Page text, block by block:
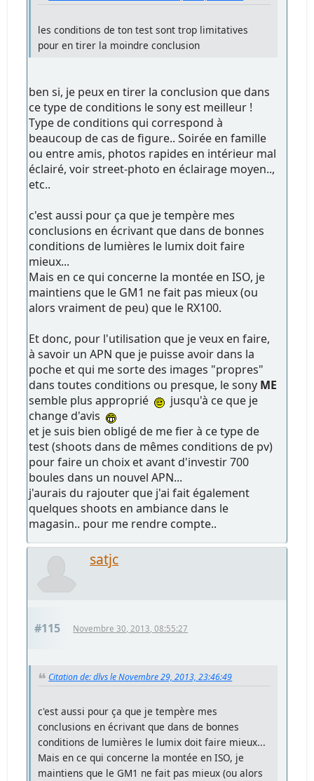
les conditions de ton test sont trop limitatives
pour en tirer la moindre conclusion
ben si, je peux en tirer la conclusion que dans
ce type de conditions le sony est meilleur !
Type de conditions qui correspond à
beaucoup de cas de figure.. Soirée en famille
ou entre amis, photos rapides en intérieur mal
éclairé, voir street-photo en éclairage moyen..,
etc..
c'est aussi pour ça que je tempère mes
conclusions en écrivant que dans de bonnes
conditions de lumières le lumix doit faire
mieux...
Mais en ce qui concerne la montée en ISO, je
maintiens que le GM1 ne fait pas mieux (ou
alors vraiment de peu) que le RX100.
Et donc, pour l'utilisation que je veux en faire,
à savoir un APN que je puisse avoir dans la
poche et qui me sorte des images "propres"
dans toutes conditions ou presque, le sony ME
semble plus approprié
jusqu'à ce que je
change d'avis
et je suis bien obligé de me fier à ce type de
test (shoots dans de mêmes conditions de pv)
pour faire un choix et avant d'investir 700
boules dans un nouvel APN...
j'aurais du rajouter que j'ai fait également
quelques shoots en ambiance dans le
magasin.. pour me rendre compte..
satjc
#115 Novembre 30, 2013, 08:55:27
Citation de: dlvs le Novembre 29, 2013, 23:46:49
c'est aussi pour ça que je tempère mes
conclusions en écrivant que dans de bonnes
conditions de lumières le lumix doit faire mieux...
Mais en ce qui concerne la montée en ISO, je
maintiens que le GM1 ne fait pas mieux (ou alors